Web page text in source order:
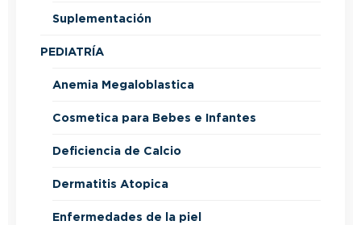
Suplementación
PEDIATRÍA
Anemia Megaloblastica
Cosmetica para Bebes e Infantes
Deficiencia de Calcio
Dermatitis Atopica
Enfermedades de la piel